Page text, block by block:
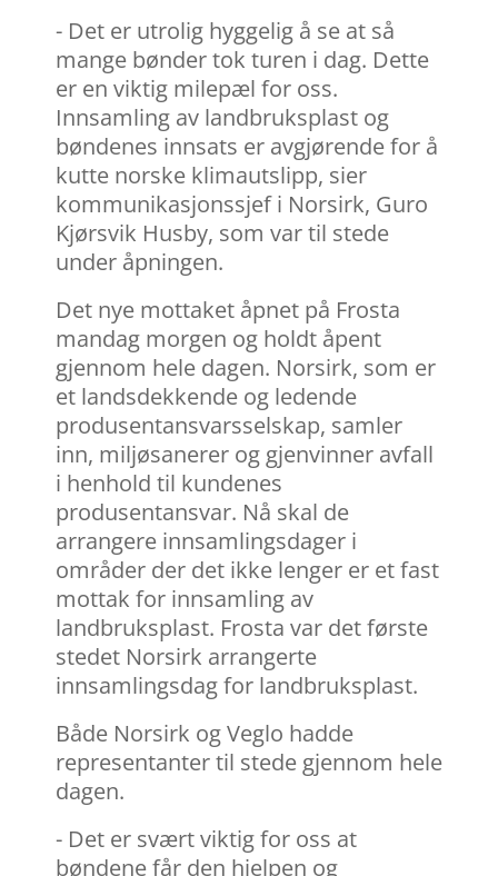
- Det er utrolig hyggelig å se at så
mange bønder tok turen i dag. Dette
er en viktig milepæl for oss.
Innsamling av landbruksplast og
bøndenes innsats er avgjørende for å
kutte norske klimautslipp, sier
kommunikasjonssjef i Norsirk, Guro
Kjørsvik Husby, som var til stede
under åpningen.
Det nye mottaket åpnet på Frosta
mandag morgen og holdt åpent
gjennom hele dagen. Norsirk, som er
et landsdekkende og ledende
produsentansvarsselskap, samler
inn, miljøsanerer og gjenvinner avfall
i henhold til kundenes
produsentansvar. Nå skal de
arrangere innsamlingsdager i
områder der det ikke lenger er et fast
mottak for innsamling av
landbruksplast. Frosta var det første
stedet Norsirk arrangerte
innsamlingsdag for landbruksplast.
Både Norsirk og Veglo hadde
representanter til stede gjennom hele
dagen.
- Det er svært viktig for oss at
bøndene får den hjelpen og